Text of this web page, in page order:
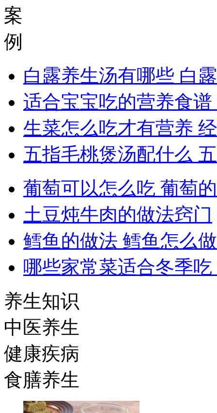
案
例
白露养生汤有哪些 白
适合宝宝吃的营养食
生菜怎么吃才有营养
五指毛桃煲汤配什么
葡萄可以怎么吃 葡萄
土豆炖牛肉的做法窍门
鳕鱼的做法 鳕鱼怎么
哪些家常菜适合冬季
养生知识
中医养生
健康疾病
食膳养生